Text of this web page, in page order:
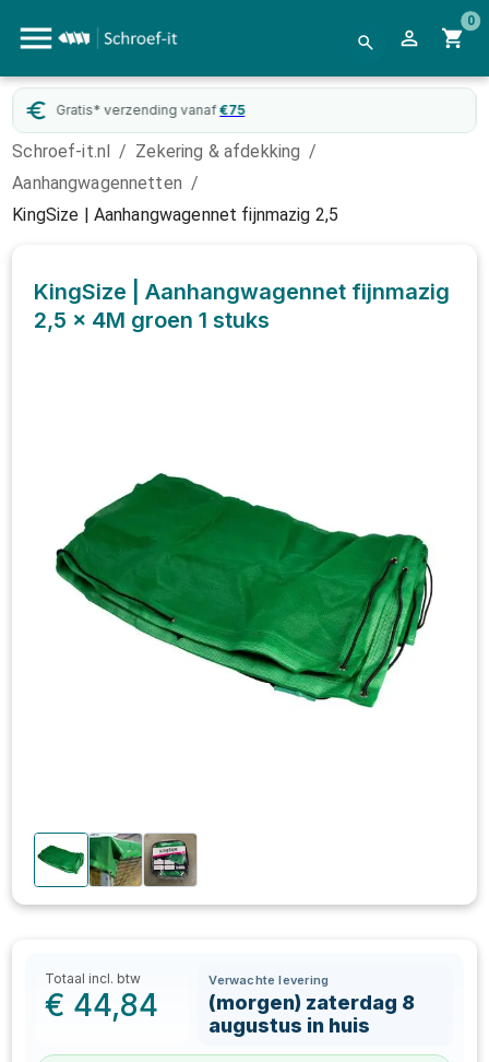
0
Gratis* verzending vanaf €75
Schroef-it.nl / Zekering & afdekking /
Aanhangwagennetten /
KingSize | Aanhangwagennet fijnmazig 2,5
KingSize | Aanhangwagennet fijnmazig
2,5 x 4M groen 1 stuks
Totaal incl. btw
€ 44,84
Verwachte levering
(morgen) zaterdag 8
augustus in huis